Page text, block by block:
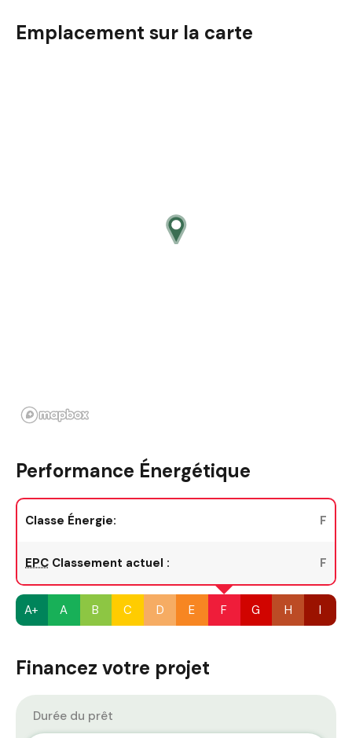
Emplacement sur la carte
Performance Énergétique
Classe Énergie: F
EPC Classement actuel : F
A+ A B C D E F G H I
Financez votre projet
Durée du prêt